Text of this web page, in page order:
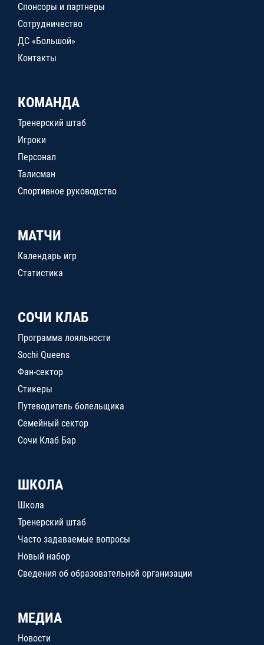
Спонсоры и партнеры
Сотрудничество
ДС «Большой»
Контакты
КОМАНДА
Тренерский штаб
Игроки
Персонал
Талисман
Спортивное руководство
МАТЧИ
Календарь игр
Статистика
СОЧИ КЛАБ
Программа лояльности
Sochi Queens
Фан-сектор
Стикеры
Путеводитель болельщика
Семейный сектор
Сочи Клаб Бар
ШКОЛА
Школа
Тренерский штаб
Часто задаваемые вопросы
Новый набор
Сведения об образовательной организации
МЕДИА
Новости